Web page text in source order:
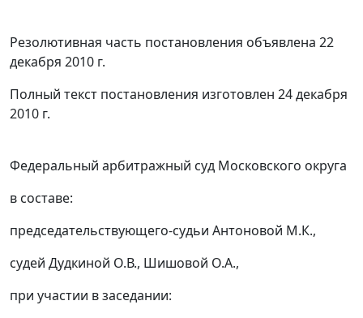
Резолютивная часть постановления объявлена 22
декабря 2010 г.
Полный текст постановления изготовлен 24 декабря
2010 г.
Федеральный арбитражный суд Московского округа
в составе:
председательствующего-судьи Антоновой М.К.,
судей Дудкиной О.В., Шишовой О.А.,
при участии в заседании: